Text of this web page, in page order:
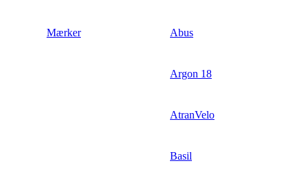
Mærker Abus
Argon 18
AtranVelo
Basil